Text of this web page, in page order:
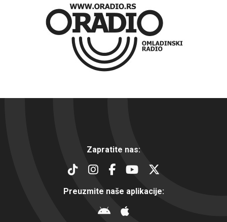
Zapratite nas:
Preuzmite naše aplikacije: